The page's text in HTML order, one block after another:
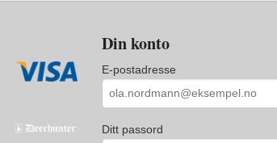
Din konto
E-postadresse
Ditt passord